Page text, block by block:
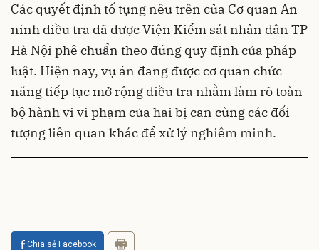
Các quyết định tố tụng nêu trên của Cơ quan An
ninh điều tra đã được Viện Kiểm sát nhân dân TP
Hà Nội phê chuẩn theo đúng quy định của pháp
luật. Hiện nay, vụ án đang được cơ quan chức
năng tiếp tục mở rộng điều tra nhằm làm rõ toàn
bộ hành vi vi phạm của hai bị can cùng các đối
tượng liên quan khác để xử lý nghiêm minh.
Chia sẻ Facebook